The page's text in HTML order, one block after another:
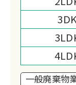
来へとつ
て取り組ん
また、貴
は、お預
かすととも
3DK
一般廃棄物